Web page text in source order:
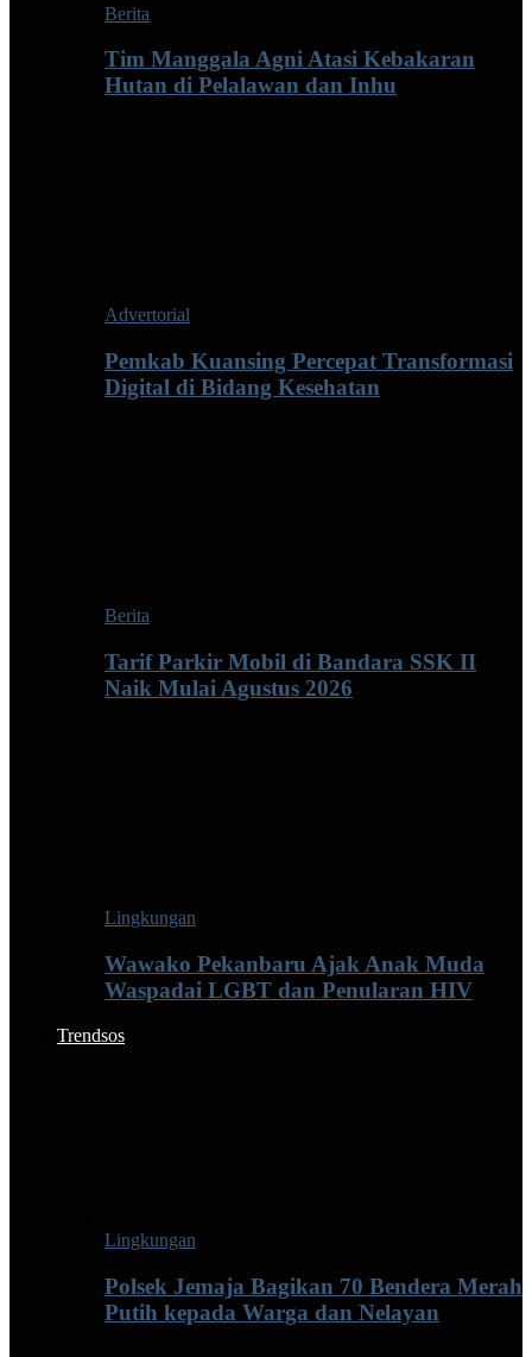
Berita
Tim Manggala Agni Atasi Kebakaran
Hutan di Pelalawan dan Inhu
Advertorial
Pemkab Kuansing Percepat Transformasi
Digital di Bidang Kesehatan
Berita
Tarif Parkir Mobil di Bandara SSK II
Naik Mulai Agustus 2026
Lingkungan
Wawako Pekanbaru Ajak Anak Muda
Waspadai LGBT dan Penularan HIV
Trendsos
Lingkungan
Polsek Jemaja Bagikan 70 Bendera Merah
Putih kepada Warga dan Nelayan